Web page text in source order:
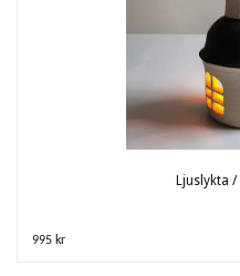
Ljuslykta
995 kr